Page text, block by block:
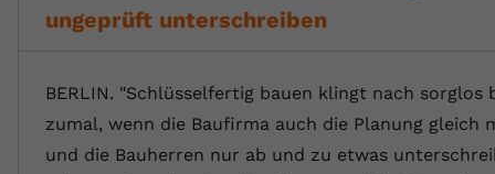
ungeprüft unterschreiben
BERLIN. "Schlüsselfertig bauen klingt nach sorglos
zumal, wenn die Baufirma auch die Planung gleich
und die Bauherren nur ab und zu etwas